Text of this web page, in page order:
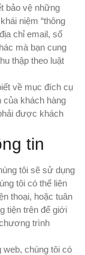
bảo vệ những
niệm “thông
chỉ email, số
mà bạn cung
thập theo luật
về mục đích cụ
của khách hàng
được khách
tin
tôi sẽ sử dụng
tôi có thể liên
thoại, hoặc tuân
tiện trên để giới
trình
web, chúng tôi có